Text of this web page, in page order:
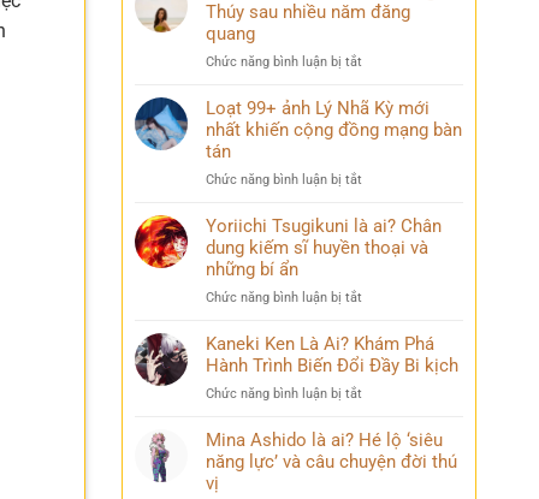
Thúy sau nhiều năm đăng
quang
Chức năng bình luận bị tắt
ít
biết
Mai
Thúy
sau
đăng
Loạt 99+ ảnh Lý Nhã Kỳ mới
nhất khiến cộng đồng mạng bàn
tán
Chức năng bình luận bị tắt
99+
ảnh
Kỳ
nhất
khiến
đồng
bàn
tán
Yoriichi Tsugikuni là ai? Chân
dung kiếm sĩ huyền thoại và
những bí ẩn
Chức năng bình luận bị tắt
Tsugikuni
là
Chân
kiếm
sĩ
Kaneki Ken Là Ai? Khám Phá
Hành Trình Biến Đổi Đầy Bi kịch
Chức năng bình luận bị tắt
Ken
Ai?
Mina Ashido là ai? Hé lộ ‘siêu
năng lực’ và câu chuyện đời thú
vị